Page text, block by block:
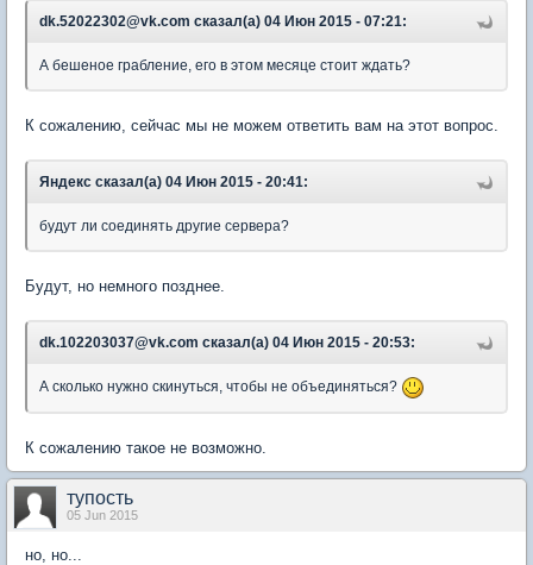
dk.52022302@vk.com сказал(а) 04 Июн 2015 - 07:21:
А бешеное грабление, его в этом месяце стоит ждать?
К сожалению, сейчас мы не можем ответить вам на этот вопрос.
Яндекс сказал(а) 04 Июн 2015 - 20:41:
будут ли соединять другие сервера?
Будут, но немного позднее.
dk.102203037@vk.com сказал(а) 04 Июн 2015 - 20:53:
А сколько нужно скинуться, чтобы не объединяться?
К сожалению такое не возможно.
тупость
05 Jun 2015
но, но...